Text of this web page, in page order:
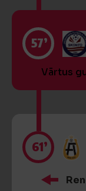
57’
Vārtus
61’